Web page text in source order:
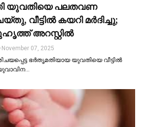
യുവതിയെ പലതവണ
വീട്ടില്‍ കയറി മര്‍ദിച്ചു;
അറസ്റ്റില്‍
November 07, 2025
ഭർതൃമതിയായ യുവതിയെ വീട്ടില്‍